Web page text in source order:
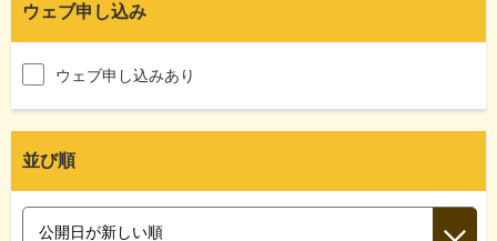
ウェブ申し込み
ウェブ申し込みあり
並び順